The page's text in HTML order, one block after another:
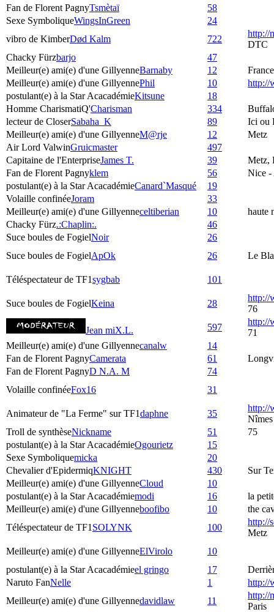
Fan de Florent PagnyTsmètaï
58
Sexe SymboliqueWingsInGreen
24
vibro de KimberDød Kalm 722
http://
DTC
Chacky Fürzbarjo
47
Meilleur(e) ami(e) d'une GillyenneBarnaby 12
France
Meilleur(e) ami(e) d'une GillyennePhil 10
http://
postulant(e) à la Star AcacadémieKitsune
18
Homme CharismatiQ'Charisman 334
lecteur de CloserSabaha_K 89
Ici ou
Meilleur(e) ami(e) d'une GillyenneM@rje 12
Metz
Air Lord ValwinGruicmaster
497
Capitaine de l'EnterpriseJames T. 39
Metz,
Fan de Florent Pagnyklem 56
Nice -
postulant(e) à la Star AcacadémieCanard`Masqué
19
Volaille confinéeJoram
33
Meilleur(e) ami(e) d'une Gillyenneceltiberian 10
haute
Chacky Fürz.:Chaplin:.
46
Suce boules de FogielNoir
26
Suce boules de FogielApOk 26 Le
Téléspectateur de TF1sygbab 101
Suce boules de FogielKeina 28
http://
76
Jean miX.L. 597
http://
71
Meilleur(e) ami(e) d'une Gillyennecanalw
14
Fan de Florent PagnyCamerata 61
Fan de Florent PagnyD N.A. M
74
Volaille confinéeFox16 31
Animateur de "La Ferme" sur TF1daphne 35
http://
Nîmes
Troll de synthèseNickname 51
75
postulant(e) à la Star AcacadémieOgourietz
15
Sexe Symboliquemicka
20
Chevalier d'EpidermiqKNIGHT 430
Sur
Meilleur(e) ami(e) d'une GillyenneCloud
10
postulant(e) à la Star Acacadémiemodi 16
la
Meilleur(e) ami(e) d'une Gillyenneboofibo 10
the
Téléspectateur de TF1 SOLYNK 100
http://
Metz
Meilleur(e) ami(e) d'une GillyenneElVirolo
10
postulant(e) à la Star Acacadémieel gringo 17
Naruto FanNelle 1
http://
Meilleur(e) ami(e) d'une Gillyennedavidlaw 11
http://
Paris